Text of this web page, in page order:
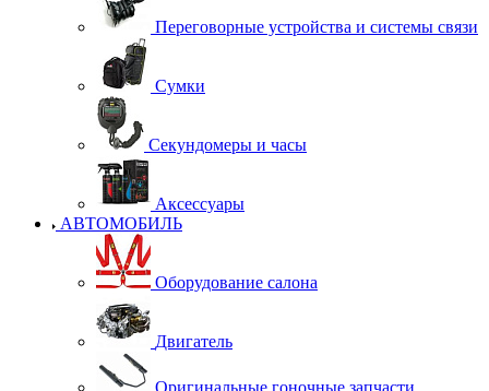
Переговорные устройства и системы связи
Сумки
Секундомеры и часы
Аксессуары
АВТОМОБИЛЬ
Оборудование салона
Двигатель
Оригинальные гоночные запчасти